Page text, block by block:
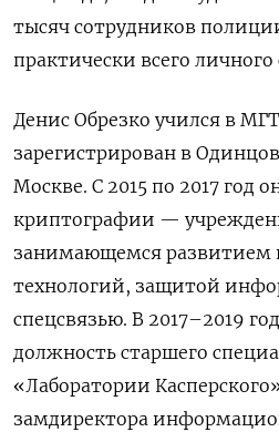
тысяч сотрудников
практически всего личного
Денис Обрезко учился в
зарегистрирован в
Москве. С 2015 по 2017 год
криптографии —
занимающемся развитием
технологий, защитой
спецсвязью. В 2017–2019
должность старшего
«Лаборатории
замдиректора